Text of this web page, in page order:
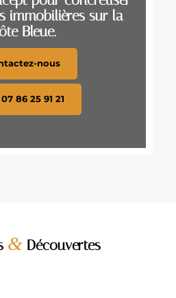
immobilières sur la
Bleue.
nous
86 25 91 21
&Découvertes